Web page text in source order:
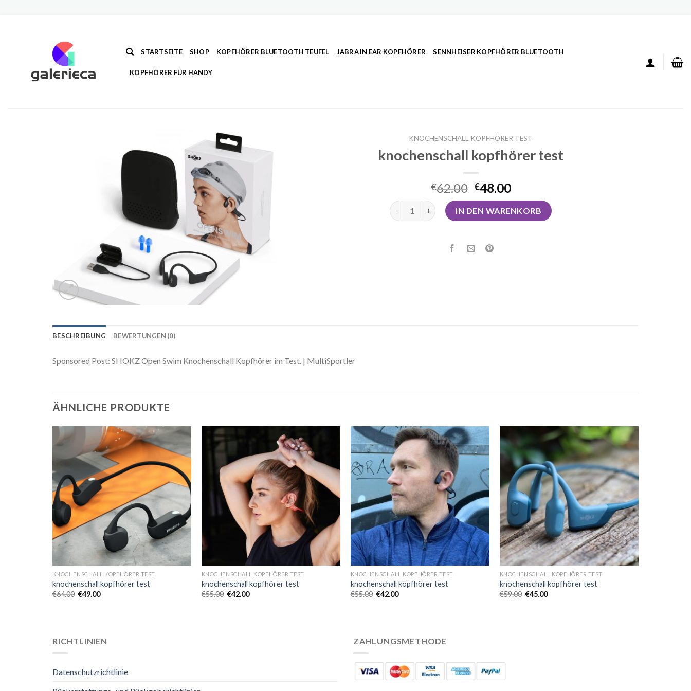
STARTSEITE SHOP KOPFHÖRER BLUETOOTH TEUFEL JABRA IN EAR KOPFHÖRER SENNHEISER KOPFHÖRER BLUETOOTH
KOPFHÖRER FÜR HANDY
KNOCHENSCHALL KOPFHÖRER TEST
knochenschall kopfhörer test
€62.00 €48.00
knochenschall kopfhörer test Menge
IN DEN WARENKORB
BESCHREIBUNG BEWERTUNGEN (0)
Sponsored Post: SHOKZ Open Swim Knochenschall Kopfhörer im Test. | MultiSportler
ÄHNLICHE PRODUKTE
KNOCHENSCHALL KOPFHÖRER TEST
knochenschall kopfhörer test
€64.00 €49.00
KNOCHENSCHALL KOPFHÖRER TEST
knochenschall kopfhörer test
€55.00 €42.00
KNOCHENSCHALL KOPFHÖRER TEST
knochenschall kopfhörer test
€55.00 €42.00
KNOCHENSCHALL KOPFHÖRER TEST
knochenschall kopfhörer test
€59.00 €45.00
RICHTLINIEN
Datenschutzrichtlinie
ZAHLUNGSMETHODE